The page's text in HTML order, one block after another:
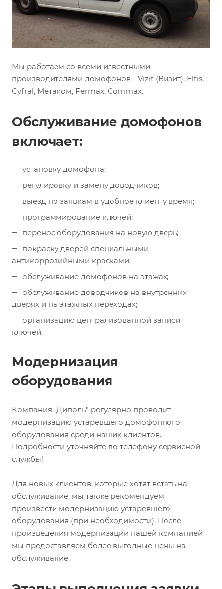
Мы работаем со всеми известными
производителями домофонов - Vizit (Визит), Eltis,
Cyfral, Метаком, Fermax, Commax.
Обслуживание домофонов
включает:
установку домофона;
регулировку и замену доводчиков;
выезд по заявкам в удобное клиенту время;
программирование ключей;
перенос оборудования на новую дверь;
покраску дверей специальными
антикоррозийными красками;
обслуживание домофонов на этажах;
обслуживание доводчиков на внутренних
дверях и на этажных переходах;
организацию централизованной записи
ключей.
Модернизация
оборудования
Компания "Диполь" регулярно проводит
модернизацию устаревшего домофонного
оборудования среди наших клиентов.
Подробности уточняйте по телефону сервисной
службы!
Для новых клиентов, которые хотят встать на
обслуживание, мы также рекомендуем
произвести модернизацию устаревшего
оборудования (при необходимости). После
произведения модернизации нашей компанией
мы предоставляем более выгодные цены на
обслуживание.